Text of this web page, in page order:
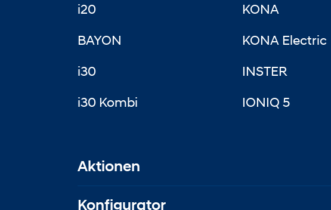
i20
BAYON
i30
i30 Kombi
KONA
KONA Electric
INSTER
IONIQ 5
Aktionen
Konfigurator